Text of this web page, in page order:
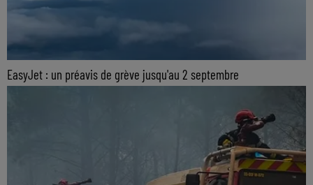
EasyJet : un préavis de grève jusqu'au 2 septembre